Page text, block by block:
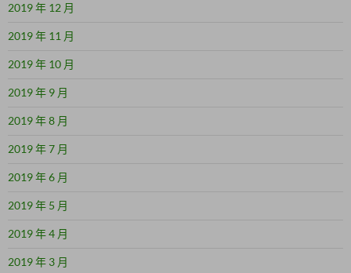
2019 年 12 月
2019 年 11 月
2019 年 10 月
2019 年 9 月
2019 年 8 月
2019 年 7 月
2019 年 6 月
2019 年 5 月
2019 年 4 月
2019 年 3 月